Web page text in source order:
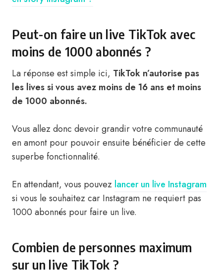
Peut-on faire un live TikTok avec
moins de 1000 abonnés ?
La réponse est simple ici, TikTok n’autorise pas
les lives si vous avez moins de 16 ans et moins
de 1000 abonnés.
Vous allez donc devoir grandir votre communauté
en amont pour pouvoir ensuite bénéficier de cette
superbe fonctionnalité.
En attendant, vous pouvez lancer un live Instagram
si vous le souhaitez car Instagram ne requiert pas
1000 abonnés pour faire un live.
Combien de personnes maximum
sur un live TikTok ?